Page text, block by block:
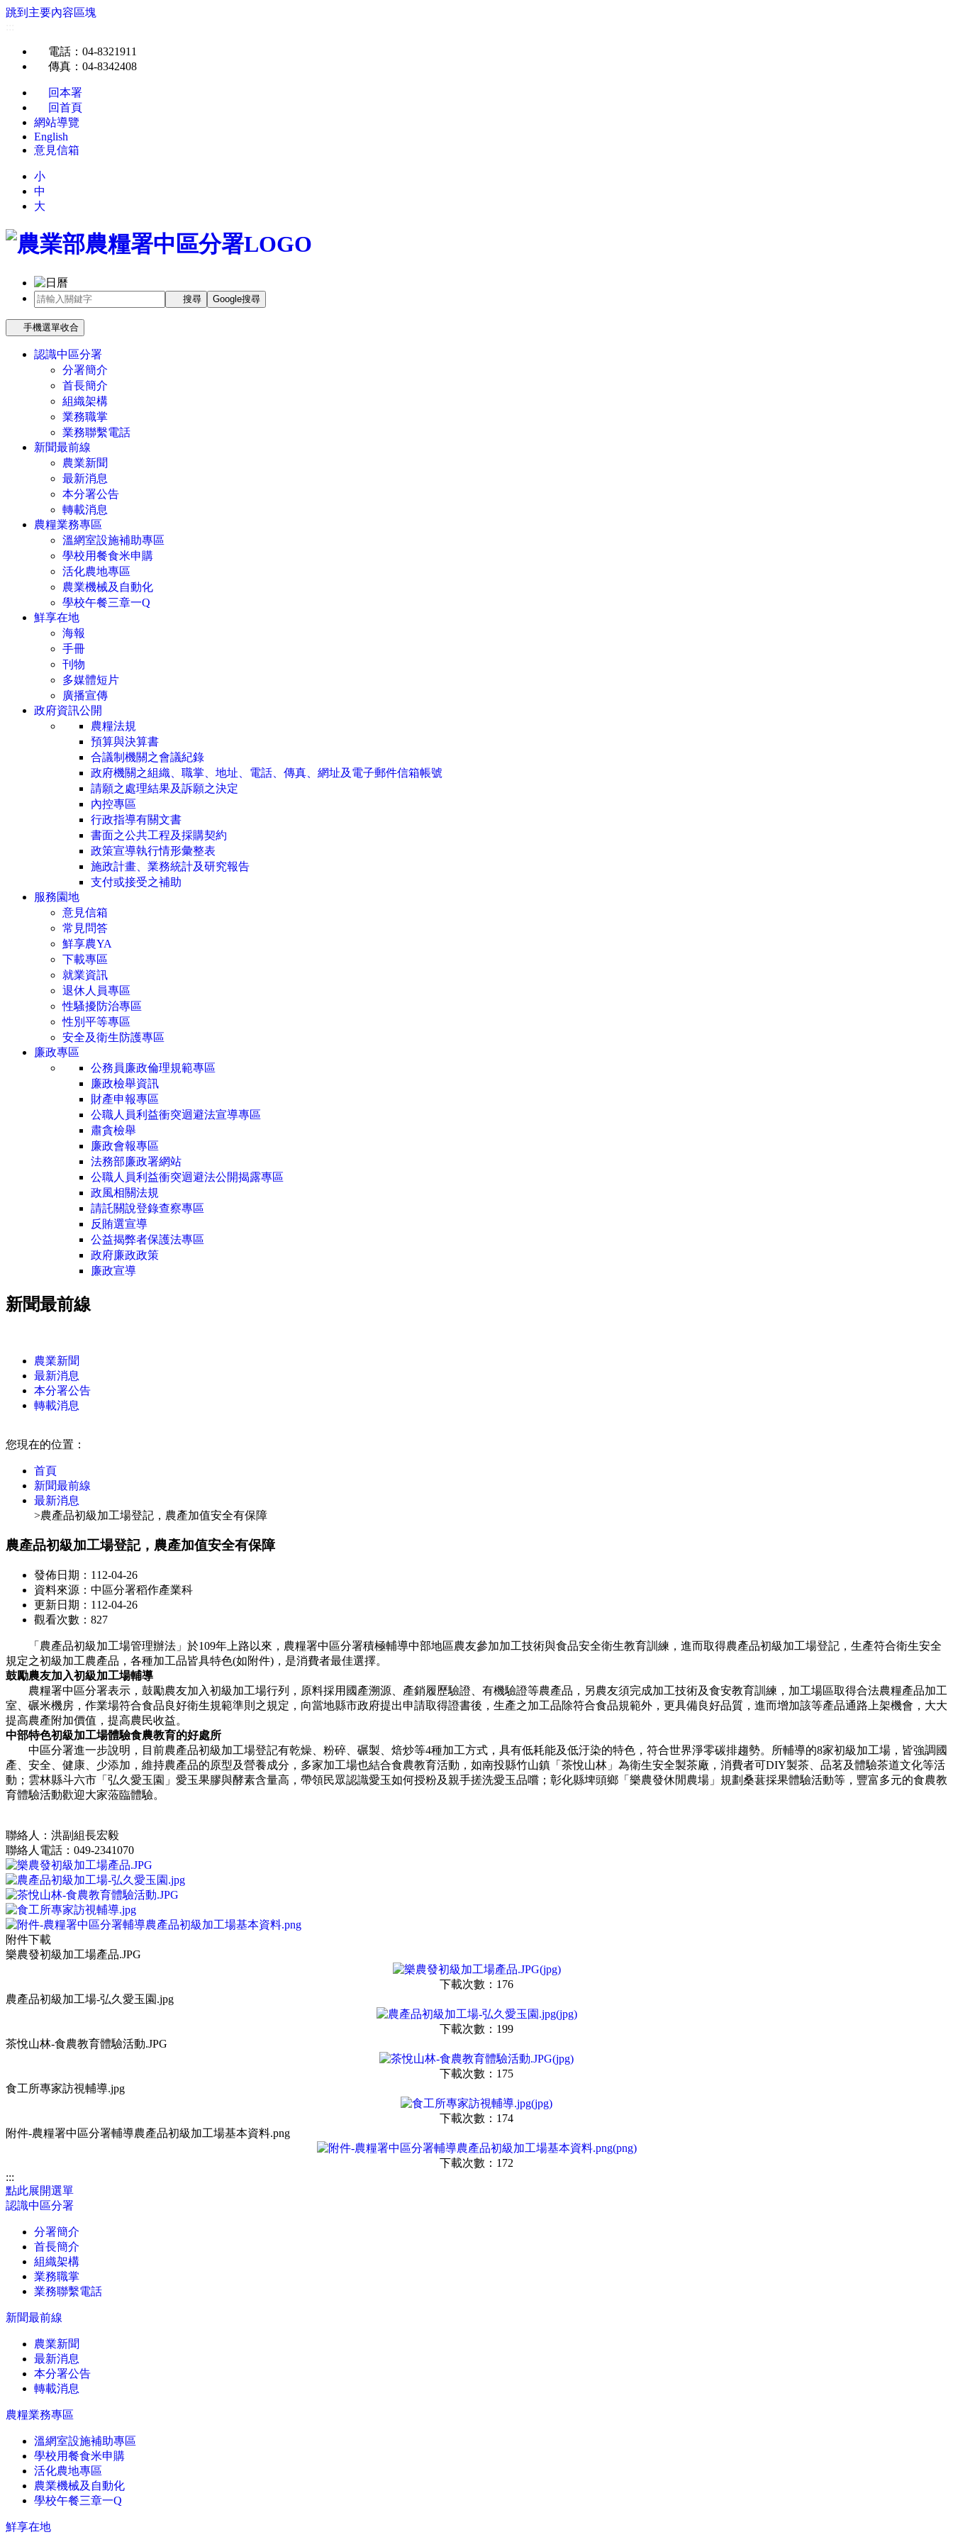
跳到主要內容區塊
電話 ：04-8321911
傳真 ：04-8342408
回本署
回首頁
網站導覽
English
意見信箱
小
中
大
搜尋 Google搜尋
手機選單收合
認識中區分署
分署簡介
首長簡介
組織架構
業務職掌
業務聯繫電話
新聞最前線
農業新聞
最新消息
本分署公告
轉載消息
農糧業務專區
溫網室設施補助專區
學校用餐食米申購
活化農地專區
農業機械及自動化
學校午餐三章一Q
鮮享在地
海報
手冊
刊物
多媒體短片
廣播宣傳
政府資訊公開
農糧法規
預算與決算書
合議制機關之會議紀錄
政府機關之組織、職掌、地址、電話、傳真、網址及電子郵件信箱帳號
請願之處理結果及訴願之決定
內控專區
行政指導有關文書
書面之公共工程及採購契約
政策宣導執行情形彙整表
施政計畫、業務統計及研究報告
支付或接受之補助
服務園地
意見信箱
常見問答
鮮享農YA
下載專區
就業資訊
退休人員專區
性騷擾防治專區
性別平等專區
安全及衛生防護專區
廉政專區
公務員廉政倫理規範專區
廉政檢舉資訊
財產申報專區
公職人員利益衝突迴避法宣導專區
肅貪檢舉
廉政會報專區
法務部廉政署網站
公職人員利益衝突迴避法公開揭露專區
政風相關法規
請託關說登錄查察專區
反賄選宣導
公益揭弊者保護法專區
政府廉政政策
廉政宣導
新聞最前線
農業新聞
最新消息
本分署公告
轉載消息
您現在的位置：
首頁
新聞最前線
最新消息
>農產品初級加工場登記，農產加值安全有保障
農產品初級加工場登記，農產加值安全有保障
發佈日期：112-04-26
資料來源：中區分署稻作產業科
更新日期：112-04-26
觀看次數：827
「農產品初級加工場管理辦法」於109年上路以來，農糧署中區分署積極輔導中部地區農友參加加工技術與食品安全衛生教育訓練，進而取得農產品初級加工場登記，生產符合衛生安全
規定之初級加工農產品，各種加工品皆具特色(如附件)，是消費者最佳選擇。
鼓勵農友加入初級加工場輔導
農糧署中區分署表示，鼓勵農友加入初級加工場行列，原料採用國產溯源、產銷履歷驗證、有機驗證等農產品，另農友須完成加工技術及食安教育訓練，加工場區取得合法農糧產品加工
室、碾米機房，作業場符合食品良好衛生規範準則之規定，向當地縣市政府提出申請取得證書後，生產之加工品除符合食品規範外，更具備良好品質，進而增加該等產品通路上架機會，大大
提高農產附加價值，提高農民收益。
中部特色初級加工場體驗食農教育的好處所
中區分署進一步說明，目前農產品初級加工場登記有乾燥、粉碎、碾製、焙炒等4種加工方式，具有低耗能及低汙染的特色，符合世界淨零碳排趨勢。所輔導的8家初級加工場，皆強調國
產、安全、健康、少添加，維持農產品的原型及營養成分，多家加工場也結合食農教育活動，如南投縣竹山鎮「茶悅山林」為衛生安全製茶廠，消費者可DIY製茶、品茗及體驗茶道文化等活
動；雲林縣斗六市「弘久愛玉園」愛玉果膠與酵素含量高，帶領民眾認識愛玉如何授粉及親手搓洗愛玉品嚐；彰化縣埤頭鄉「樂農發休閒農場」規劃桑葚採果體驗活動等，豐富多元的食農教
育體驗活動歡迎大家蒞臨體驗。
聯絡人：洪副組長宏毅
聯絡人電話：049-2341070
附件下載
樂農發初級加工場產品.JPG
下載次數：176
農產品初級加工場-弘久愛玉園.jpg
下載次數：199
茶悅山林-食農教育體驗活動.JPG
下載次數：175
食工所專家訪視輔導.jpg
下載次數：174
附件-農糧署中區分署輔導農產品初級加工場基本資料.png
下載次數：172
:::
點此展開選單
認識中區分署
分署簡介
首長簡介
組織架構
業務職掌
業務聯繫電話
新聞最前線
農業新聞
最新消息
本分署公告
轉載消息
農糧業務專區
溫網室設施補助專區
學校用餐食米申購
活化農地專區
農業機械及自動化
學校午餐三章一Q
鮮享在地